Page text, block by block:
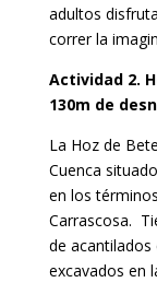
adultos
correr la
Actividad 2.
130m de
La Hoz de
Cuenca
en los
Carrascosa.
de
excavados en